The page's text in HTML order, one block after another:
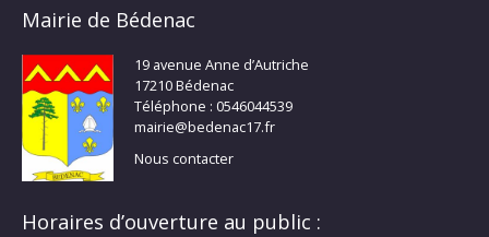
Mairie de Bédenac
19 avenue Anne d’Autriche
17210 Bédenac
Téléphone : 0546044539
mairie@bedenac17.fr
Nous contacter
Horaires d’ouverture au public :